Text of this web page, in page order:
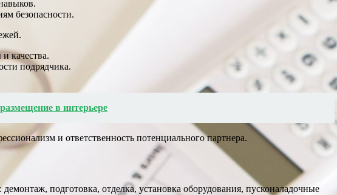
безопасности.
качества.
подрядчика.
в интерьере
и ответственность потенциального партнера.
подготовка, отделка, установка оборудования, пусконаладочные